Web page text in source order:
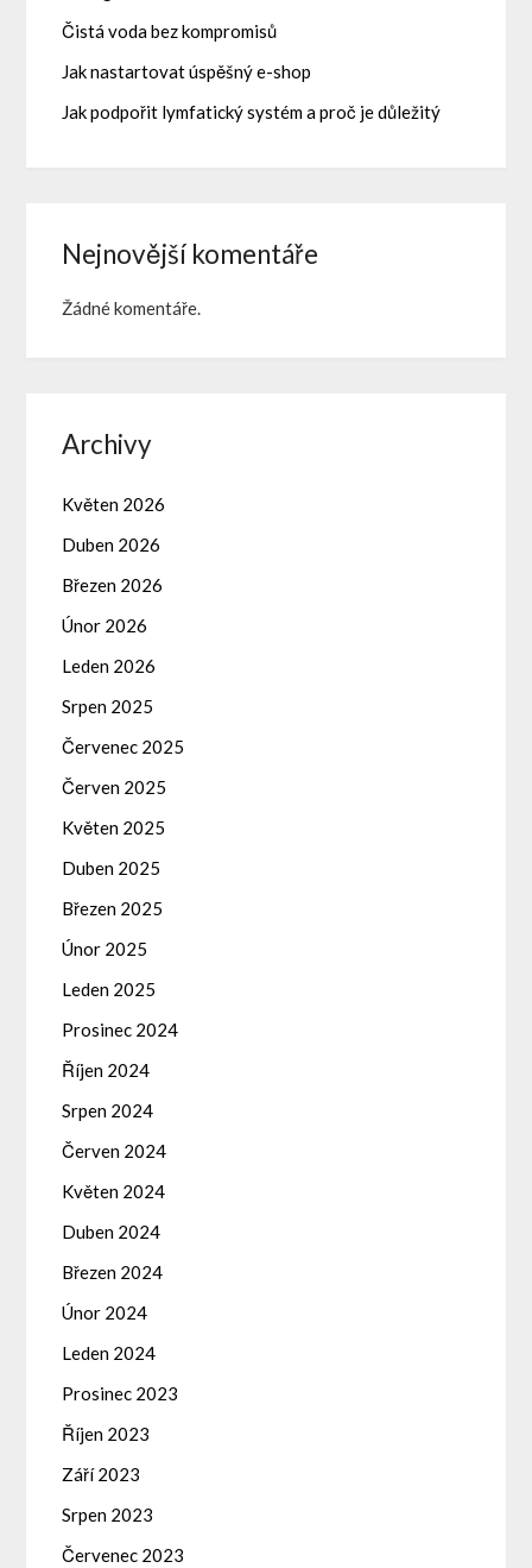
Čistá voda bez kompromisů
Jak nastartovat úspěšný e-shop
Jak podpořit lymfatický systém a proč je důležitý
Nejnovější komentáře
Žádné komentáře.
Archivy
Květen 2026
Duben 2026
Březen 2026
Únor 2026
Leden 2026
Srpen 2025
Červenec 2025
Červen 2025
Květen 2025
Duben 2025
Březen 2025
Únor 2025
Leden 2025
Prosinec 2024
Říjen 2024
Srpen 2024
Červen 2024
Květen 2024
Duben 2024
Březen 2024
Únor 2024
Leden 2024
Prosinec 2023
Říjen 2023
Září 2023
Srpen 2023
Červenec 2023